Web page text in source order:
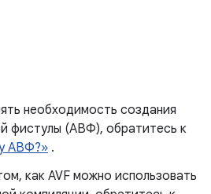
необходимость создания
фистулы (АВФ), обратитесь к
АВФ?» .
как AVF можно использовать